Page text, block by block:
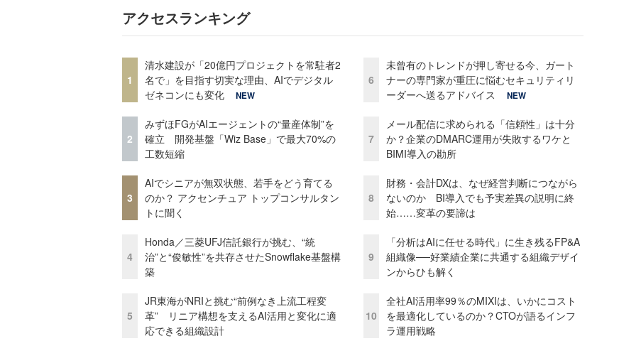
アクセスランキング
1
清水建設が「20億円プロジェクトを常駐者2
名で」を目指す切実な理由、AIでデジタル
ゼネコンにも変化
NEW
2
みずほFGがAIエージェントの“量産体制”を
確立 開発基盤「Wiz Base」で最大70%の
工数短縮
3
AIでシニアが無双状態、若手をどう育てる
のか？ アクセンチュア トップコンサルタン
トに聞く
4
Honda／三菱UFJ信託銀行が挑む、“統
治”と“俊敏性”を共存させたSnowflake基盤構
築
5
JR東海がNRIと挑む“前例なき上流工程変
革” リニア構想を支えるAI活用と変化に適
応できる組織設計
6
未曾有のトレンドが押し寄せる今、ガート
ナーの専門家が重圧に悩むセキュリティリ
ーダーへ送るアドバイス
NEW
7
メール配信に求められる「信頼性」は十分
か？企業のDMARC運用が失敗するワケと
BIMI導入の勘所
8
財務・会計DXは、なぜ経営判断につながら
ないのか BI導入でも予実差異の説明に終
始……変革の要諦は
9
「分析はAIに任せる時代」に生き残るFP&A
組織像──好業績企業に共通する組織デザイ
ンからひも解く
10
全社AI活用率99％のMIXIは、いかにコスト
を最適化しているのか？CTOが語るインフ
ラ運用戦略